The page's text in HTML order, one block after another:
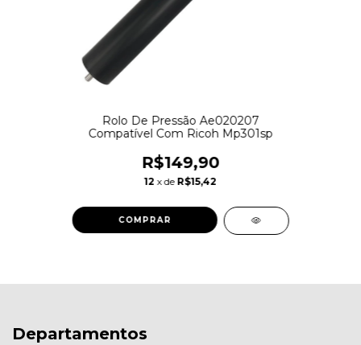
Rolo De Pressão Ae020207
Compatível Com Ricoh Mp301sp
R$149,90
12 x de R$15,42
Departamentos